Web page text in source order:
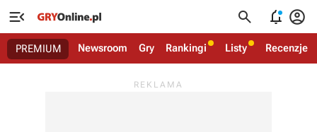
   
PREMIUM Newsroom Gry Rankingi Listy Recenzje